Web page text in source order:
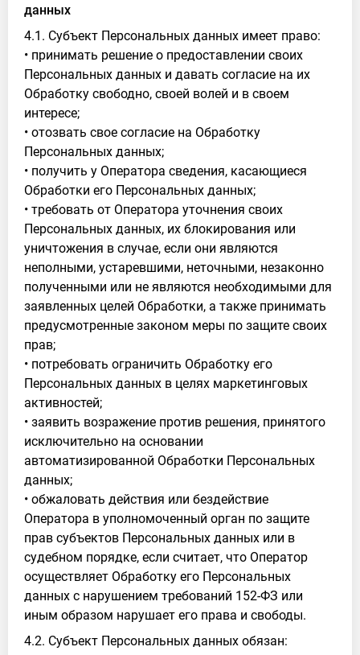
данных
4.1. Субъект Персональных данных имеет право:
• принимать решение о предоставлении своих
Персональных данных и давать согласие на их
Обработку свободно, своей волей и в своем
интересе;
• отозвать свое согласие на Обработку
Персональных данных;
• получить у Оператора сведения, касающиеся
Обработки его Персональных данных;
• требовать от Оператора уточнения своих
Персональных данных, их блокирования или
уничтожения в случае, если они являются
неполными, устаревшими, неточными, незаконно
полученными или не являются необходимыми для
заявленных целей Обработки, а также принимать
предусмотренные законом меры по защите своих
прав;
• потребовать ограничить Обработку его
Персональных данных в целях маркетинговых
активностей;
• заявить возражение против решения, принятого
исключительно на основании
автоматизированной Обработки Персональных
данных;
• обжаловать действия или бездействие
Оператора в уполномоченный орган по защите
прав субъектов Персональных данных или в
судебном порядке, если считает, что Оператор
осуществляет Обработку его Персональных
данных с нарушением требований 152-ФЗ или
иным образом нарушает его права и свободы.
4.2. Субъект Персональных данных обязан: